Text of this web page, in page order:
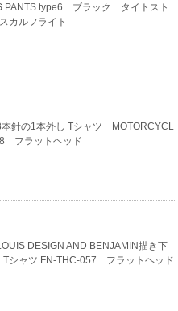
PANTS type6 ブラック タイトスト
ルフライト
本針の1本外し Tシャツ MOTORCYCL
フラットヘッド
DESIGN AND BENJAMIN描き下
シャツ FN-THC-057 フラットヘッド